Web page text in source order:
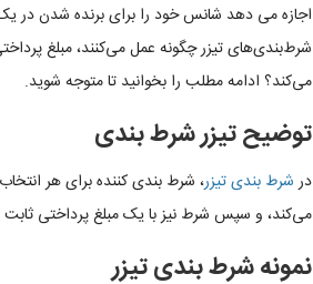
اجازه می دهد شانس خود را برای برنده شدن در
شرط‌بندی‌های تیزر چگونه عمل می‌کنند، مبلغ
می‌کند؟ ادامه مطلب را بخوانید تا متوجه شوید.
توضیح تیزر شرط بندی
در شرط بندی تیزر، شرط‌ بندی کننده برای هر
می‌کند، و سپس شرط نیز با یک مبلغ پرداختی
نمونه شرط بندی تیزر